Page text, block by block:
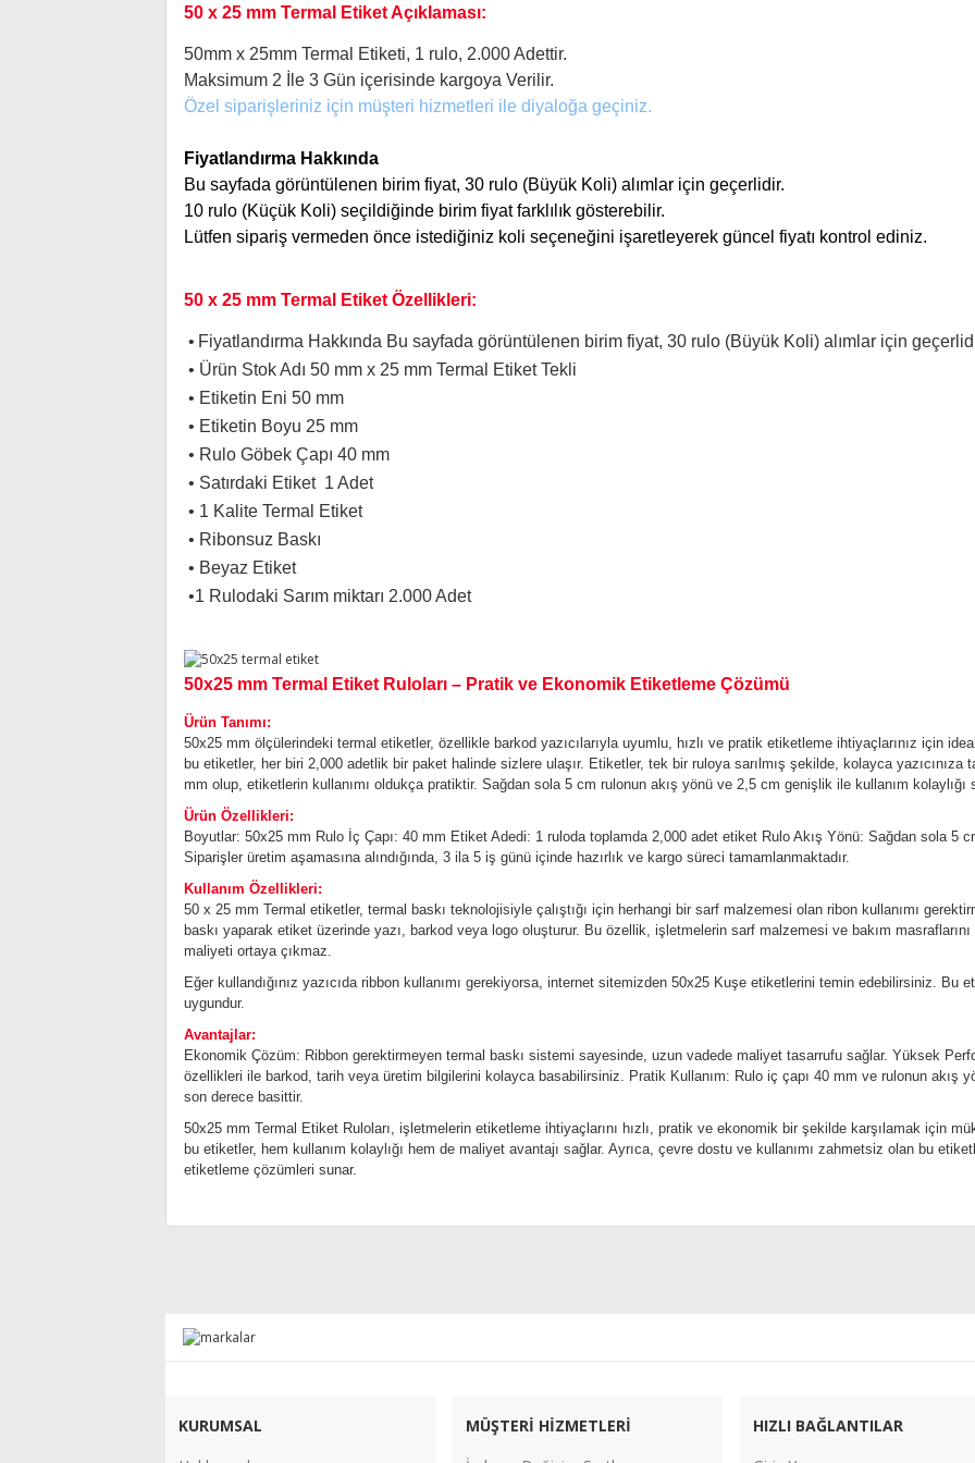
50 x 25 mm Termal Etiket Açıklaması:
50mm x 25mm Termal Etiketi, 1 rulo, 2.000 Adettir.
Maksimum 2 İle 3 Gün içerisinde kargoya Verilir.
Özel siparişleriniz için müşteri hizmetleri ile diyaloğa geçiniz.
Fiyatlandırma Hakkında
Bu sayfada görüntülenen birim fiyat, 30 rulo (Büyük Koli) alımlar için geçerlidir.
10 rulo (Küçük Koli) seçildiğinde birim fiyat farklılık gösterebilir.
Lütfen sipariş vermeden önce istediğiniz koli seçeneğini işaretleyerek güncel fiyatı kontrol ediniz.
50 x 25 mm Termal Etiket Özellikleri:
• Fiyatlandırma Hakkında Bu sayfada görüntülenen birim fiyat, 30 rulo (Büyük Koli) alımlar için
• Ürün Stok Adı 50 mm x 25 mm Termal Etiket Tekli
• Etiketin Eni 50 mm
• Etiketin Boyu 25 mm
• Rulo Göbek Çapı 40 mm
• Satırdaki Etiket 1 Adet
• 1 Kalite Termal Etiket
• Ribonsuz Baskı
• Beyaz Etiket
•1 Rulodaki Sarım miktarı 2.000 Adet
50x25 mm Termal Etiket Ruloları – Pratik ve Ekonomik Etiketleme Çözümü
Ürün Tanımı:
50x25 mm ölçülerindeki termal etiketler, özellikle barkod yazıcılarıyla uyumlu, hızlı ve pratik etiketleme ihtiyaçlarınız için
bu etiketler, her biri 2,000 adetlik bir paket halinde sizlere ulaşır. Etiketler, tek bir ruloya sarılmış şekilde, kolayca yazıcınıza
mm olup, etiketlerin kullanımı oldukça pratiktir. Sağdan sola 5 cm rulonun akış yönü ve 2,5 cm genişlik ile kullanım kolaylığı
Ürün Özellikleri:
Boyutlar: 50x25 mm Rulo İç Çapı: 40 mm Etiket Adedi: 1 ruloda toplamda 2,000 adet etiket Rulo Akış Yönü: Sağdan sola 5
Siparişler üretim aşamasına alındığında, 3 ila 5 iş günü içinde hazırlık ve kargo süreci tamamlanmaktadır.
Kullanım Özellikleri:
50 x 25 mm Termal etiketler, termal baskı teknolojisiyle çalıştığı için herhangi bir sarf malzemesi olan ribon kullanımı
baskı yaparak etiket üzerinde yazı, barkod veya logo oluşturur. Bu özellik, işletmelerin sarf malzemesi ve bakım
maliyeti ortaya çıkmaz.
Eğer kullandığınız yazıcıda ribbon kullanımı gerekiyorsa, internet sitemizden 50x25 Kuşe etiketlerini temin edebilirsiniz. Bu
uygundur.
Avantajlar:
Ekonomik Çözüm: Ribbon gerektirmeyen termal baskı sistemi sayesinde, uzun vadede maliyet tasarrufu sağlar. Yüksek
özellikleri ile barkod, tarih veya üretim bilgilerini kolayca basabilirsiniz. Pratik Kullanım: Rulo iç çapı 40 mm ve rulonun akış
son derece basittir.
50x25 mm Termal Etiket Ruloları, işletmelerin etiketleme ihtiyaçlarını hızlı, pratik ve ekonomik bir şekilde karşılamak için
bu etiketler, hem kullanım kolaylığı hem de maliyet avantajı sağlar. Ayrıca, çevre dostu ve kullanımı zahmetsiz olan bu
etiketleme çözümleri sunar.
KURUMSAL
MÜŞTERİ HİZMETLERİ
HIZLI BAĞLANTILAR